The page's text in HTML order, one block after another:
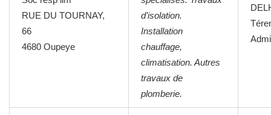
RUE DU TOURNAY,
66
4680 Oupeye
d’isolation.
Installation
chauffage,
climatisation. Autres
travaux de
plomberie.